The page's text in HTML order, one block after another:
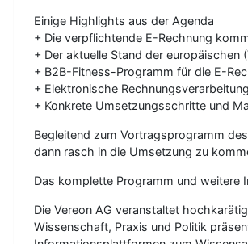
Einige Highlights aus der Agenda
+ Die verpflichtende E-Rechnung
+ Der aktuelle Stand der
+ B2B-Fitness-Programm für die E-
+ Elektronische
+ Konkrete Umsetzungsschritte und
Begleitend zum Vortragsprogramm
dann rasch in die Umsetzung zu
Das komplette Programm und weitere
Die Vereon AG veranstaltet
Wissenschaft, Praxis und Politik